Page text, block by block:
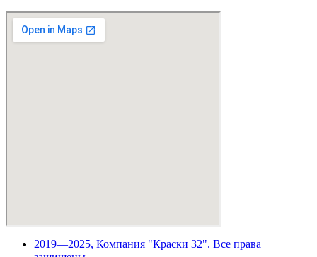
2019—2025, Компания "Краски 32". Все права